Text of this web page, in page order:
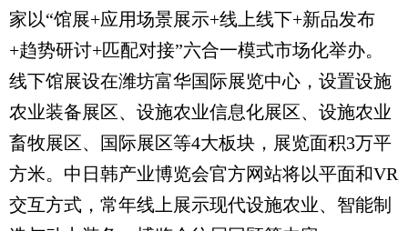
家以“馆展+应用场景展示+线上线下+新品发布
+趋势研讨+匹配对接”六合一模式市场化举办。
线下馆展设在潍坊富华国际展览中心，设置设施
农业装备展区、设施农业信息化展区、设施农业
畜牧展区、国际展区等4大板块，展览面积3万平
方米。中日韩产业博览会官方网站将以平面和VR
交互方式，常年线上展示现代设施农业、智能制